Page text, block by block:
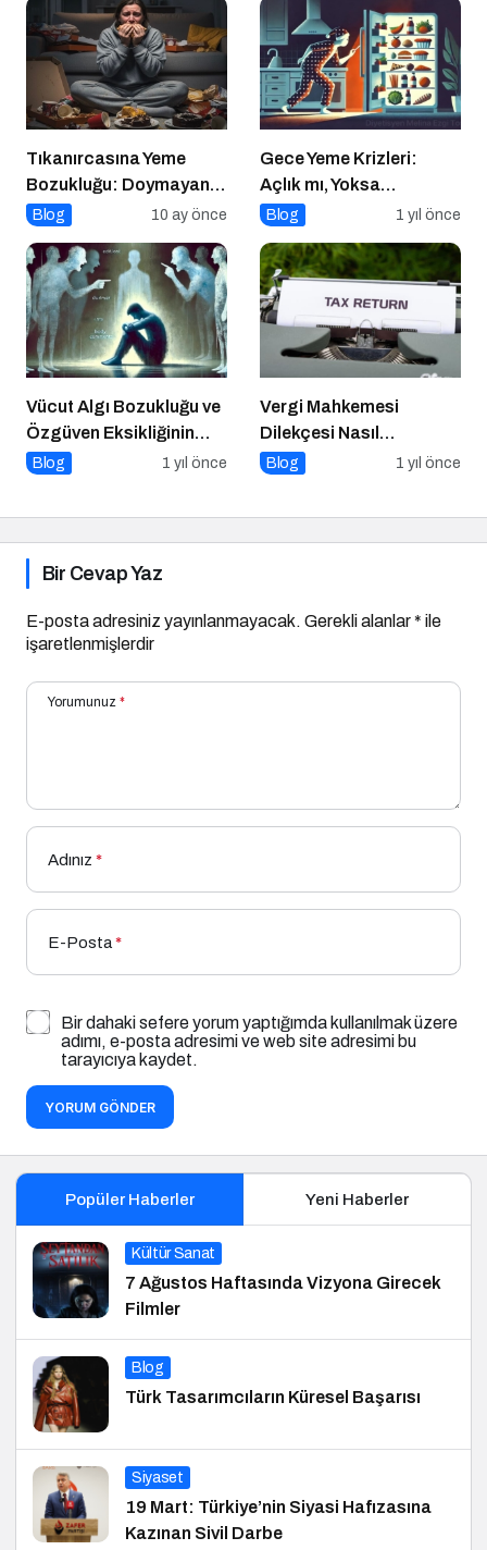
Tıkanırcasına Yeme
Bozukluğu: Doymayan
Duygular
Blog 10 ay önce
Gece Yeme Krizleri:
Açlık mı, Yoksa
Duygusal İhtiyaçlar mı?
Blog 1 yıl önce
Vücut Algı Bozukluğu ve
Özgüven Eksikliğinin
Görünmeyen Kökleri
Blog 1 yıl önce
Vergi Mahkemesi
Dilekçesi Nasıl
Hazırlanır?
Blog 1 yıl önce
Bir Cevap Yaz
E-posta adresiniz yayınlanmayacak. Gerekli alanlar* ile
işaretlenmişlerdir
Yorumunuz *
Adınız *
E-Posta*
Bir dahaki sefere yorum yaptığımda kullanılmak üzere
adımı, e-posta adresimi ve web site adresimi bu
tarayıcıya kaydet.
YORUM GÖNDER
Popüler Haberler Yeni Haberler
Kültür Sanat
7 Ağustos Haftasında Vizyona Girecek
Filmler
Blog
Türk Tasarımcıların Küresel Başarısı
Siyaset
19 Mart: Türkiye’nin Siyasi Hafızasına
Kazınan Sivil Darbe